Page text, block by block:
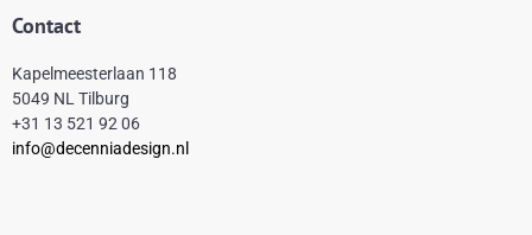
Contact
Kapelmeesterlaan 118
5049 NL Tilburg
+31 13 521 92 06
info@decenniadesign.nl